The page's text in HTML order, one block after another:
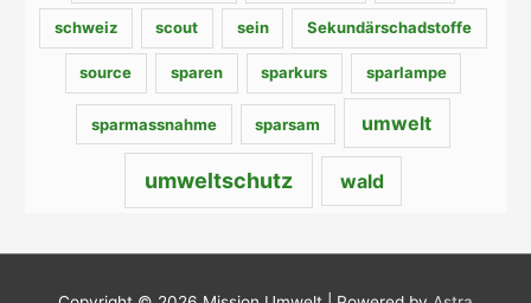
schweiz scout sein Sekundärschadstoffe
source sparen sparkurs sparlampe
sparmassnahme sparsam umwelt
umweltschutz wald